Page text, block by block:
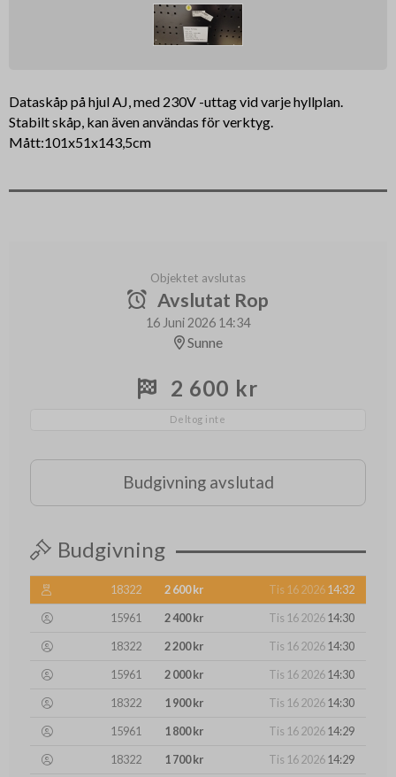
Dataskåp på hjul AJ, med 230V -uttag vid varje hyllplan.
Stabilt skåp, kan även användas för verktyg.
Mått:101x51x143,5cm
Objektet avslutas
Avslutat Rop
16 Juni 2026 14:34
Sunne
2 600 kr
Deltog inte
Budgivning avslutad
Budgivning
18322 2 600 kr Tis 16 202614:32
15961
2 400 kr Tis 16 202614:30
18322
2 200 kr Tis 16 202614:30
15961
2 000 kr Tis 16 202614:30
18322
1 900 kr Tis 16 202614:30
15961
1 800 kr Tis 16 202614:29
18322
1 700 kr Tis 16 202614:29